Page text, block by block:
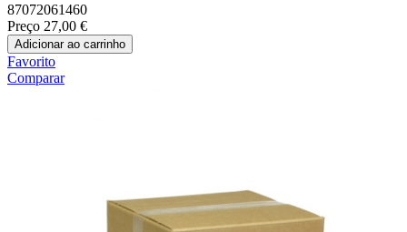
87072061460
Preço 27,00 €
Adicionar ao carrinho
Favorito
Comparar